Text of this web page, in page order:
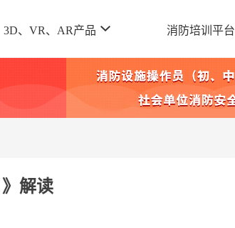
3D、VR、AR产品 消防培训平台
解读